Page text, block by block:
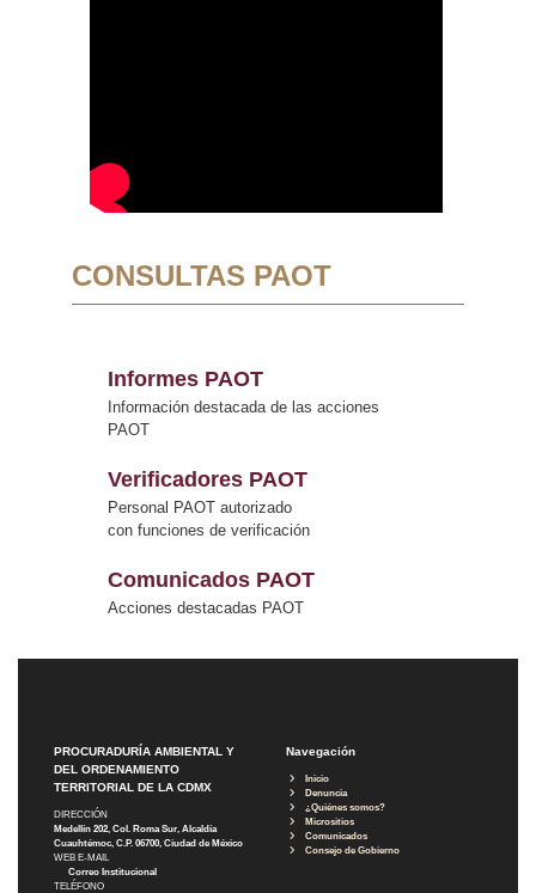
CONSULTAS PAOT
Informes PAOT
Información destacada de las acciones
PAOT
Verificadores PAOT
Personal PAOT autorizado
con funciones de verificación
Comunicados PAOT
Acciones destacadas PAOT
PROCURADURÍA AMBIENTAL Y
DEL ORDENAMIENTO
TERRITORIAL DE LA CDMX
DIRECCIÓN
Medellín 202, Col. Roma Sur, Alcaldía
Cuauhtémoc, C.P. 06700, Ciudad de México
WEB E-MAIL
Correo Institucional
TELÉFONO
Navegación
Inicio
Denuncia
¿Quiénes somos?
Micrositios
Comunicados
Consejo de Gobierno